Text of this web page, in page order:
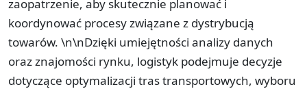
zaopatrzenie, aby skutecznie planować i
koordynować procesy związane z dystrybucją
towarów. \n\nDzięki umiejętności analizy danych
oraz znajomości rynku, logistyk podejmuje decyzje
dotyczące optymalizacji tras transportowych, wyboru